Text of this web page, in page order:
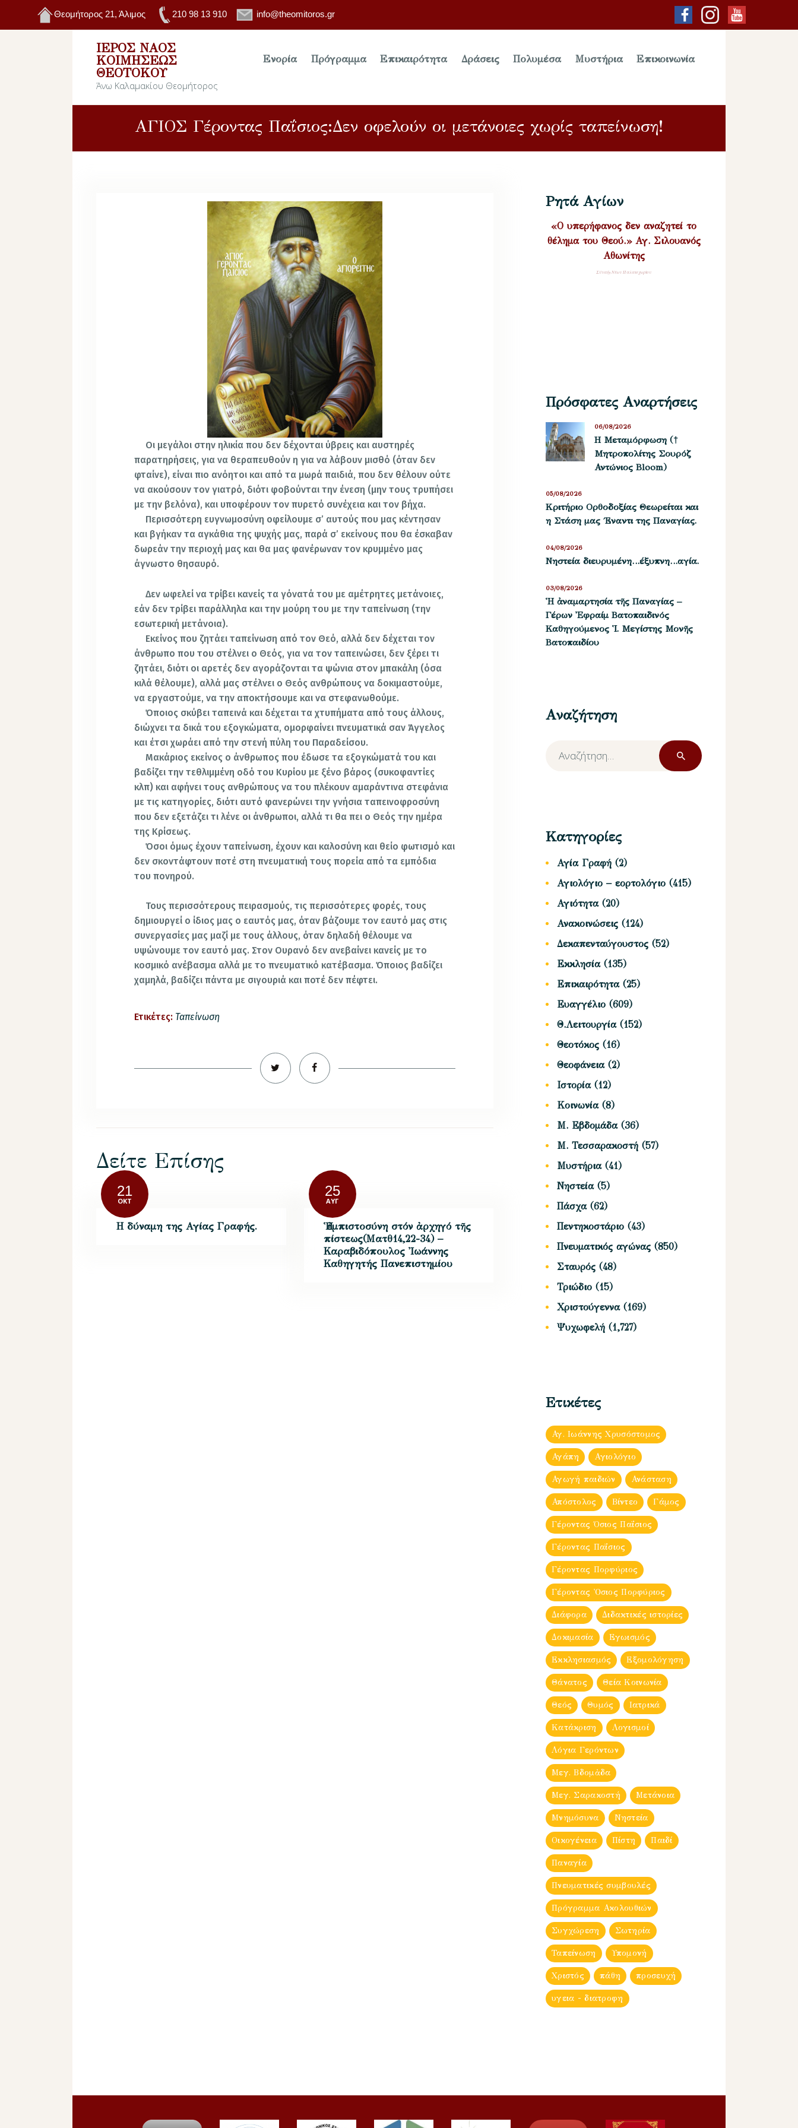
Θεομήτορος 21, Άλιμος 210 98 13 910 info@theomitoros.gr
ΙΕΡΌΣ ΝΑΌΣ
ΚΟΙΜΉΣΕΩΣ
ΘΕΟΤΌΚΟΥ
Άνω Καλαμακίου Θεομήτορος
Ενορία Πρόγραμμα Επικαιρότητα Δράσεις Πολυμέσα Μυστήρια Επικοινωνία
ΑΓΙΟΣ Γέροντας Παΐσιος:Δεν οφελούν οι μετάνοιες χωρίς ταπείνωση!
Οι μεγάλοι στην ηλικία που δεν δέχονται ύβρεις και αυστηρές
παρατηρήσεις, για να θεραπευθούν η για να λάβουν μισθό (όταν δεν
φταίνε), είναι πιο ανόητοι και από τα μωρά παιδιά, που δεν θέλουν ούτε
να ακούσουν τον γιατρό, διότι φοβούνται την ένεση (μην τους τρυπήσει
με την βελόνα), και υποφέρουν τον πυρετό συνέχεια και τον βήχα.
Περισσότερη ευγνωμοσύνη οφείλουμε σ’ αυτούς που μας κέντησαν
και βγήκαν τα αγκάθια της ψυχής μας, παρά σ’ εκείνους που θα έσκαβαν
δωρεάν την περιοχή μας και θα μας φανέρωναν τον κρυμμένο μας
άγνωστο θησαυρό.
Δεν ωφελεί να τρίβει κανείς τα γόνατά του με αμέτρητες μετάνοιες,
εάν δεν τρίβει παράλληλα και την μούρη του με την ταπείνωση (την
εσωτερική μετάνοια).
Εκείνος που ζητάει ταπείνωση από τον Θεό, αλλά δεν δέχεται τον
άνθρωπο που του στέλνει ο Θεός, για να τον ταπεινώσει, δεν ξέρει τι
ζητάει, διότι οι αρετές δεν αγοράζονται τα ψώνια στον μπακάλη (όσα
κιλά θέλουμε), αλλά μας στέλνει ο Θεός ανθρώπους να δοκιμαστούμε,
να εργαστούμε, να την αποκτήσουμε και να στεφανωθούμε.
Όποιος σκύβει ταπεινά και δέχεται τα χτυπήματα από τους άλλους,
διώχνει τα δικά του εξογκώματα, ομορφαίνει πνευματικά σαν Άγγελος
και έτσι χωράει από την στενή πύλη του Παραδείσου.
Μακάριος εκείνος ο άνθρωπος που έδωσε τα εξογκώματά του και
βαδίζει την τεθλιμμένη οδό του Κυρίου με ξένο βάρος (συκοφαντίες
κλπ) και αφήνει τους ανθρώπους να του πλέκουν αμαράντινα στεφάνια
με τις κατηγορίες, διότι αυτό φανερώνει την γνήσια ταπεινοφροσύνη
που δεν εξετάζει τι λένε οι άνθρωποι, αλλά τι θα πει ο Θεός την ημέρα
της Κρίσεως.
Όσοι όμως έχουν ταπείνωση, έχουν και καλοσύνη και θείο φωτισμό και
δεν σκοντάφτουν ποτέ στη πνευματική τους πορεία από τα εμπόδια
του πονηρού.
Τους περισσότερους πειρασμούς, τις περισσότερες φορές, τους
δημιουργεί ο ίδιος μας ο εαυτός μας, όταν βάζουμε τον εαυτό μας στις
συνεργασίες μας μαζί με τους άλλους, όταν δηλαδή θέλουμε να
υψώνουμε τον εαυτό μας. Στον Ουρανό δεν ανεβαίνει κανείς με το
κοσμικό ανέβασμα αλλά με το πνευματικό κατέβασμα. Όποιος βαδίζει
χαμηλά, βαδίζει πάντα με σιγουριά και ποτέ δεν πέφτει.
Ετικέτες: Ταπείνωση
Δείτε Επίσης
21
ΟΚΤ
Η δύναμη της Αγίας Γραφής.
25
ΑΥΓ
Ἡ ἐμπιστοσύνη στόν ἀρχηγό τῆς
πίστεως(Ματθ14,22-34) –
Καραβιδόπουλος Ἰωάννης
Καθηγητής Πανεπιστημίου
Ρητά Αγίων
«Ο υπερήφανος δεν αναζητεί το
θέλημα του Θεού.» Αγ. Σιλουανός
Αθωνίτης
Σύναξη Νέων Παλαιοχωρίου
Πρόσφατες Αναρτήσεις
Η Μεταμόρφωση (†
Μητροπολίτης Σουρόζ
Αντώνιος Bloom)
06/08/2026
Kριτήριο Oρθοδοξίας Θεωρείται και
η Στάση μας ΄Εναντι της Παναγίας.
05/08/2026
Νηστεία διευρυμένη…έξυπνη…αγία.
04/08/2026
Ἡ ἀναμαρτησία τῆς Παναγίας –
Γέρων Ἐφραίμ Βατοπαιδινός
Καθηγούμενος Ἱ. Μεγίστης Μονῆς
Βατοπαιδίου
03/08/2026
Αναζήτηση
Αναζήτηση
για:
Κατηγορίες
Αγία Γραφή (2)
Αγιολόγιο – εορτολόγιο (415)
Αγιότητα(20)
Ανακοινώσεις (124)
Δεκαπενταύγουστος (52)
Εκκλησία(135)
Επικαιρότητα(25)
Ευαγγέλιο (609)
Θ.Λειτουργία(152)
Θεοτόκος (16)
Θεοφάνεια(2)
Ιστορία(12)
Κοινωνία(8)
Μ. Εβδομάδα(36)
Μ. Τεσσαρακοστή (57)
Μυστήρια(41)
Νηστεία(5)
Πάσχα(62)
Πεντηκοστάριο (43)
Πνευματικός αγώνας (850)
Σταυρός (48)
Τριώδιο (15)
Χριστούγεννα(169)
Ψυχωφελή (1,727)
Ετικέτες
Αγ. Ιωάννης Χρυσόστομος
Αγάπη Αγιολόγιο
Αγωγή παιδιών Ανάσταση
Απόστολος Βίντεο Γάμος
Γέροντας Όσιος Παΐσιος
Γέροντας Παΐσιος
Γέροντας Πορφύριος
Γέροντας Ὀσιος Πορφύριος
Διάφορα Διδακτικές ιστορίες
Δοκιμασία Εγωισμός
Εκκλησιασμός Εξομολόγηση
Θάνατος Θεία Κοινωνία
Θεός Θυμός Ιατρικά
Κατάκριση Λογισμοί
Λόγια Γερόντων
Μεγ. Βδομἀδα
Μεγ. Σαρακοστή Μετάνοια
Μνημόσυνα Νηστεία
Οικογένεια Πίστη Παιδί
Παναγία
Πνευματικές συμβουλές
Πρόγραμμα Ακολουθιών
Συγχώρεση Σωτηρία
Ταπείνωση Υπομονή
Χριστός πάθη προσευχή
υγεια - διατροφη